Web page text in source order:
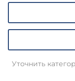
Уточнить